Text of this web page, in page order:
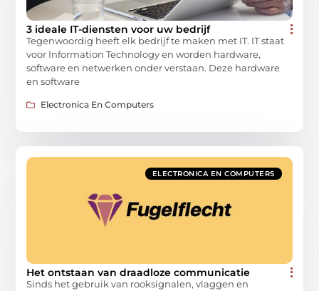
3 ideale IT-diensten voor uw bedrijf
Tegenwoordig heeft elk bedrijf te maken met IT. IT staat
voor Information Technology en worden hardware,
software en netwerken onder verstaan. Deze hardware
en software
Electronica En Computers
ELECTRONICA EN COMPUTERS
Het ontstaan van draadloze communicatie
Sinds het gebruik van rooksignalen, vlaggen en